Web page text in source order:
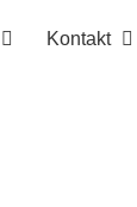
Kontakt